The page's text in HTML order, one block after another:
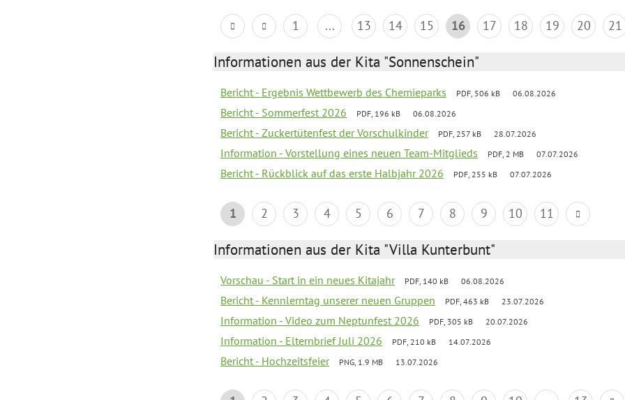
1 ... 13 14 15 16 17 18 19 20 21
Informationen aus der Kita "Sonnenschein"
Bericht - Ergebnis Wettbewerb des Chemieparks PDF, 506 kB 06.08.2026
Bericht - Sommerfest 2026 PDF, 196 kB 06.08.2026
Bericht - Zuckertütenfest der Vorschulkinder PDF, 257 kB 28.07.2026
Information - Vorstellung eines neuen Team-Mitglieds PDF, 2 MB 07.07.2026
Bericht - Rückblick auf das erste Halbjahr 2026 PDF, 255 kB 07.07.2026
1 2 3 4 5 6 7 8 9 10 11
Informationen aus der Kita "Villa Kunterbunt"
Vorschau - Start in ein neues Kitajahr PDF, 140 kB 06.08.2026
Bericht - Kennlerntag unserer neuen Gruppen PDF, 463 kB 23.07.2026
Information - Video zum Neptunfest 2026 PDF, 305 kB 20.07.2026
Information - Elternbrief Juli 2026 PDF, 210 kB 14.07.2026
Bericht - Hochzeitsfeier PNG, 1.9 MB 13.07.2026